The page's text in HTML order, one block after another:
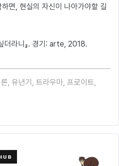
면, 현실의 자신이 나아가야할 길
더라니』. 경기: arte, 2018.
, 유년기 , 트라우마, 프로이트,